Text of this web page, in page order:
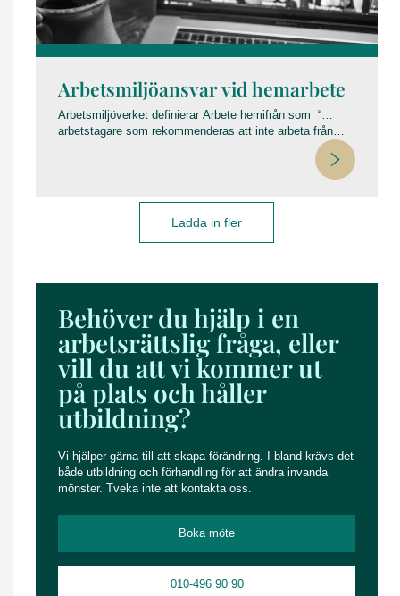
Arbetsmiljöansvar vid hemarbete
Arbetsmiljöverket definierar Arbete hemifrån som “…
arbetstagare som rekommenderas att inte arbeta från
sina ordinarie kontor eller arbetsplatser”. Det finns idag
ingen specifik lagstiftning kring arbetsmiljön vid arbete
som sker från arbetstagarens hem och det är därför
rådande pandemin. Det handlar istället om att på rätt sätt
tillämpa den reglering som redan finns men Arbetsgivaren
Ladda in fler
Behöver du hjälp i en
arbetsrättslig fråga, eller
vill du att vi kommer ut
på plats och håller
utbildning?
Vi hjälper gärna till att skapa förändring. I bland krävs det
både utbildning och förhandling för att ändra invanda
mönster. Tveka inte att kontakta oss.
Boka möte
010-496 90 90